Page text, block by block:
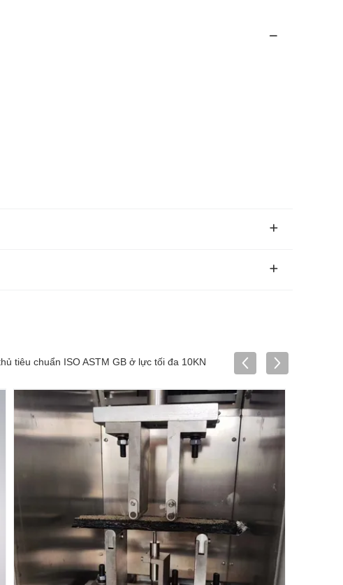
tiêu chuẩn ISO ASTM GB ở lực tối đa 10KN